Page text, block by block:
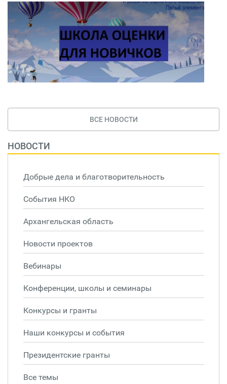
ВСЕ НОВОСТИ
НОВОСТИ
Добрые дела и благотворительность
События НКО
Архангельская область
Новости проектов
Вебинары
Конференции, школы и семинары
Конкурсы и гранты
Наши конкурсы и события
Президентские гранты
Все темы